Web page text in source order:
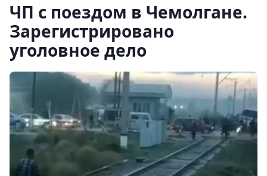
ЧП с поездом в Чемолгане.
Зарегистрировано
уголовное дело